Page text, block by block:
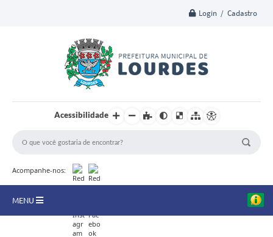
Login / Cadastro
Acessibilidade
Acompanhe-nos:
MENU